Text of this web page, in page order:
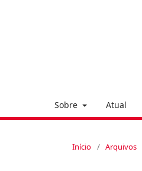
Sobre Atual
Início / Arquivos